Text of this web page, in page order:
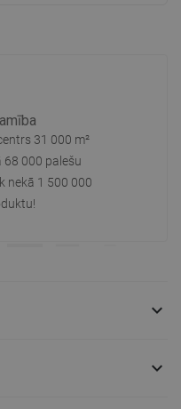
31 000 m²
68 000 palešu
nekā 1 500 000

